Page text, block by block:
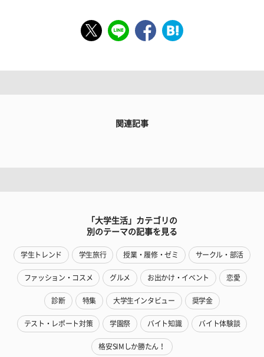
関連記事
「大学生活」カテゴリの
別のテーマの記事を見る
学生トレンド 学生旅行 授業・履修・ゼミ サークル・部活
ファッション・コスメ グルメ お出かけ・イベント 恋愛
診断 特集 大学生インタビュー 奨学金
テスト・レポート対策 学園祭 バイト知識 バイト体験談
格安SIMしか勝たん！